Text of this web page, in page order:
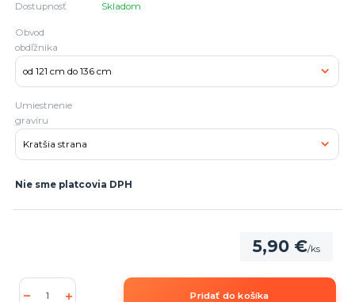
Dostupnosť Skladom
Obvod
obdľžnika
Umiestnenie
gravíru
Nie sme platcovia DPH
5,90 €/ks
Pridať do košíka